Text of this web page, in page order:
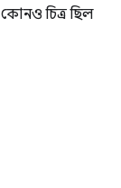
চিত্র ছিল